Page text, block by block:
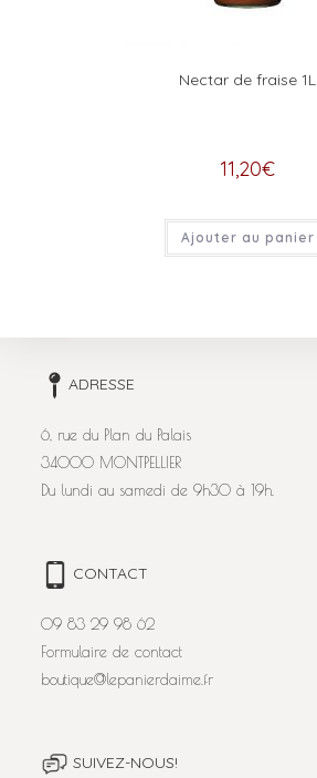
Nectar de fraise 1L
11,20€
Ajouter au panier
ADRESSE
6, rue du Plan du Palais
34000 MONTPELLIER
Du lundi au samedi de 9h30 à 19h.
CONTACT
09 83 29 98 62
Formulaire de contact
boutique@lepanierdaime.fr
SUIVEZ-NOUS!